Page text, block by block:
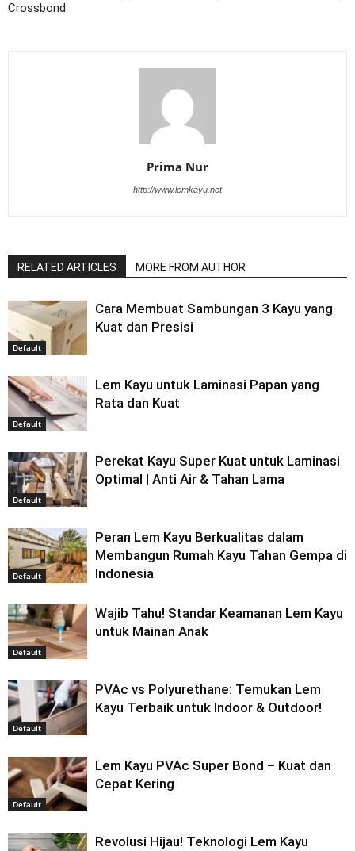
Crossbond
Prima Nur
http://www.lemkayu.net
RELATED ARTICLES MORE FROM AUTHOR
Default
Cara Membuat Sambungan 3 Kayu yang
Kuat dan Presisi
Default
Lem Kayu untuk Laminasi Papan yang
Rata dan Kuat
Default
Perekat Kayu Super Kuat untuk Laminasi
Optimal | Anti Air & Tahan Lama
Default
Peran Lem Kayu Berkualitas dalam
Membangun Rumah Kayu Tahan Gempa di
Indonesia
Default
Wajib Tahu! Standar Keamanan Lem Kayu
untuk Mainan Anak
Default
PVAc vs Polyurethane: Temukan Lem
Kayu Terbaik untuk Indoor & Outdoor!
Default
Lem Kayu PVAc Super Bond – Kuat dan
Cepat Kering
Revolusi Hijau! Teknologi Lem Kayu